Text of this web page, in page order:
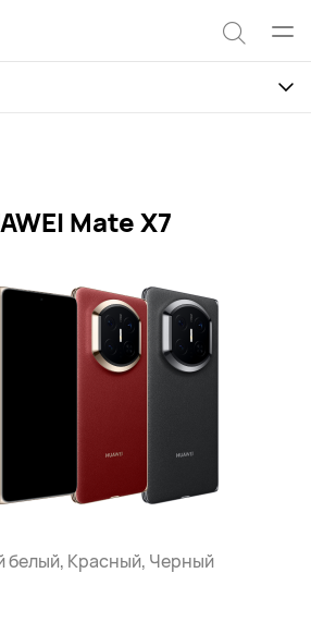
Поиск
Mate X7
белый, Красный, Черный